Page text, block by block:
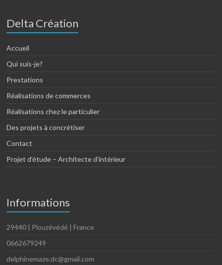
Delta Création
Accueil
Qui suis-je?
Prestations
Réalisations de commerces
Réalisations chez le particulier
Des projets à concrétiser
Contact
Projet d’étude – Architecte d’intérieur
Informations
29440 | Plouzévédé | France
0662679249
delphinemaze.dc@gmail.com